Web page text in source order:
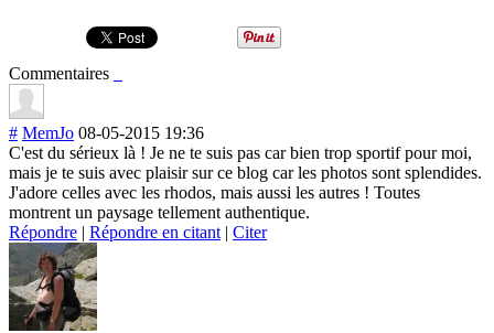
Commentaires
# MemJo 08-05-2015 19:36
C'est du sérieux là ! Je ne te suis pas car bien trop sportif pour moi,
mais je te suis avec plaisir sur ce blog car les photos sont splendides.
J'adore celles avec les rhodos, mais aussi les autres ! Toutes
montrent un paysage tellement authentique.
Répondre | Répondre en citant | Citer